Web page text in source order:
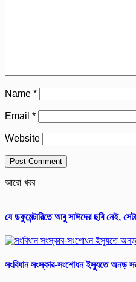
Name *
Email *
Website
আরো খবর
যে ডকুমেন্টারিতে আবু সাঈদের ছবি নেই,
সংবিধান সংস্কার-সংশোধন ইস্যুতে অনড়